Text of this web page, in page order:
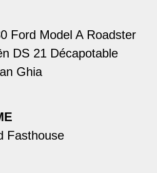
Ford Model A Roadster
DS 21 Décapotable
Ghia
Fasthouse